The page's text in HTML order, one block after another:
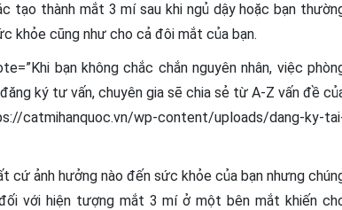
tạo thành mắt 3 mí sau khi ngủ dậy hoặc bạn
khỏe cũng như cho cả đôi mắt của bạn.
bạn không chắc chắn nguyên nhân, việc
ký tư vấn, chuyên gia sẽ chia sẻ từ A-Z vấn đề
catmihanquoc.vn/wp-content/uploads/dang-ky-
cứ ảnh hưởng nào đến sức khỏe của bạn nhưng
với hiện tượng mắt 3 mí ở một bên mắt khiến